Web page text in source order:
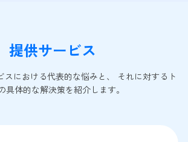
提供サービス
スにおける代表的な悩みと、 それに対するト
具体的な解決策を紹介します。